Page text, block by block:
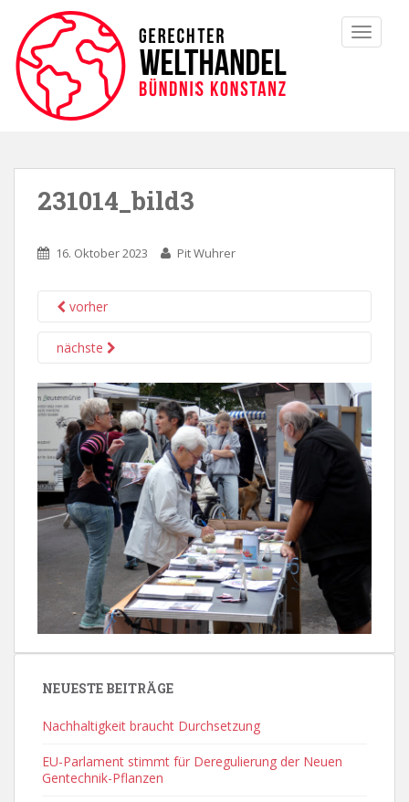
231014_bild3
16. Oktober 2023 Pit Wuhrer
vorher
nächste
NEUESTE BEITRÄGE
Nachhaltigkeit braucht Durchsetzung
EU-Parlament stimmt für Deregulierung der Neuen
Gentechnik-Pflanzen